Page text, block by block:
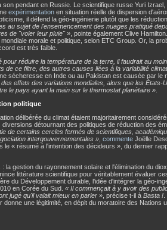
pendant en Russie. Le scientifique russe Yuri
expérimentation en situation réelle de dispersion
il défend la géo-ingénierie plutôt que les
au sujet de l'ensemencement des nuages pratiqué
de "voler leur pluie" » , pointe également Clive
morale et politique, selon ETC Group. Or, la
est très faible.
pour réduire la température de la terre, il faudrait au
de ce filtre, des autres causes liées à la variabilité
sécheresse en Inde ou au Pakistan est causée par le
effets des variations mondiales, alors que les États-
le pays ayant la main sur le thermostat planétaire »
politique
délibérée du climat étaient majoritairement
détournant des politiques de réduction des
de certains cercles fermés de scientifiques,
intergouvernementales » commente Joëlle
le « résumé à l'intention des décideurs », du dernier
la gestion du rayonnement solaire et l'élimination du
littérature scientifique pour véritablement évaluer
du Développement durable, l'idée d'intégrer la géo-
en Corée du Sud. « Il commençait à y avoir des
jugé qu'il valait mieux en parler » , précise t-il à Basta !
une légitimité, en dépit du moratoire des Nations